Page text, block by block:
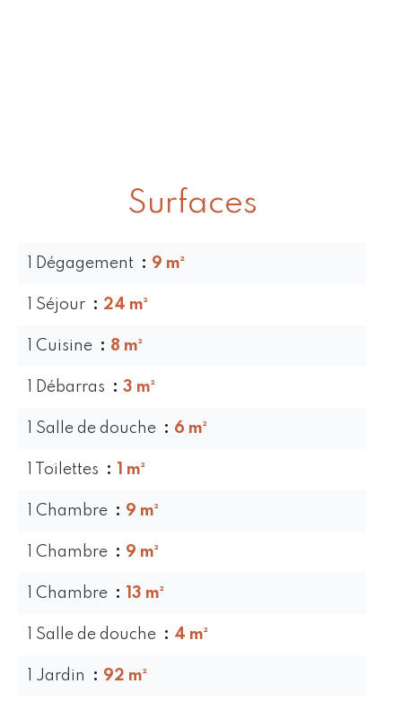
Surfaces
1 Dégagement 9 m²
1 Séjour 24 m²
1 Cuisine 8 m²
1 Débarras 3 m²
1 Salle de douche 6 m²
1 Toilettes 1 m²
1 Chambre 9 m²
1 Chambre 9 m²
1 Chambre 13 m²
1 Salle de douche 4 m²
1 Jardin 92 m²